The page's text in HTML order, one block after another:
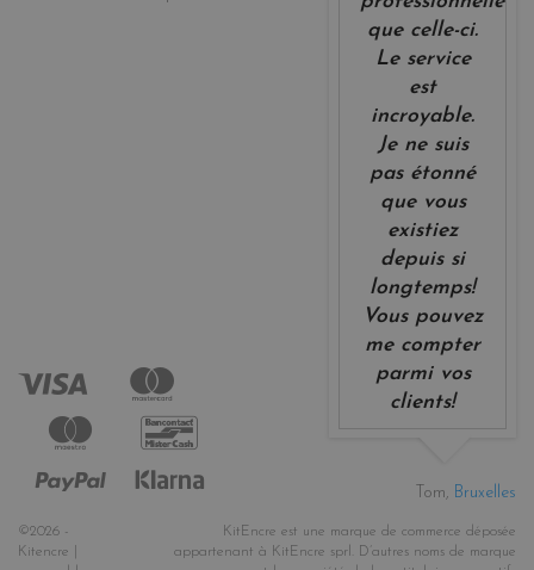
que celle-ci.
Le service
est
incroyable.
Je ne suis
pas étonné
que vous
existiez
depuis si
longtemps!
Vous pouvez
me compter
parmi vos
clients!
Tom, Bruxelles
©2026 -
Kitencre |
KitEncre est une marque de commerce déposée
appartenant à KitEncre sprl. D’autres noms de marque